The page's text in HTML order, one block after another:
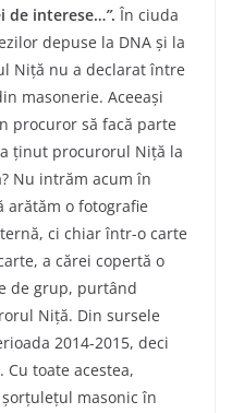
de interese…”. În ciuda
depuse la DNA și la
Niță nu a declarat între
masonerie. Aceeași
procuror să facă parte
ținut procurorul Niță la
Nu intrăm acum în
arătăm o fotografie
ci chiar într-o carte
a cărei copertă o
de grup, purtând
Niță. Din sursele
2014-2015, deci
Cu toate acestea,
masonic în